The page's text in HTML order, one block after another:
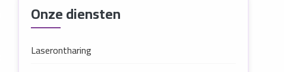
Onze diensten
Laserontharing